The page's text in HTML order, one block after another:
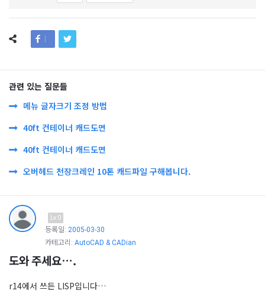
관련 있는 질문들
메뉴 글자크기 조정 방법
40ft 컨테이너 캐드도면
40ft 컨테이너 캐드도면
오버헤드 천장크레인 10톤 캐드파일 구해봅니다.
Lv.0
등록일: 2005-03-30
카테고리: AutoCAD & CADian
도와 주세요….
r14에서 쓰든 LISP입니다…